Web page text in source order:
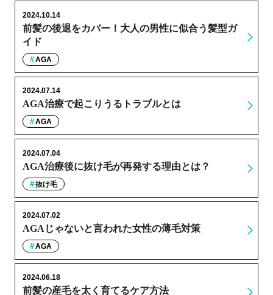
前髪の後退をカバー！大人の男性に似合う髪型ガ
イド
2024.10.14
AGA
AGA治療で起こりうるトラブルとは
2024.07.14
AGA
AGA治療後に抜け毛が再発する理由とは？
2024.07.04
抜け毛
AGAじゃないと言われた女性の薄毛対策
2024.07.02
AGA
前髪の産毛を太く育てるケア方法
2024.06.18